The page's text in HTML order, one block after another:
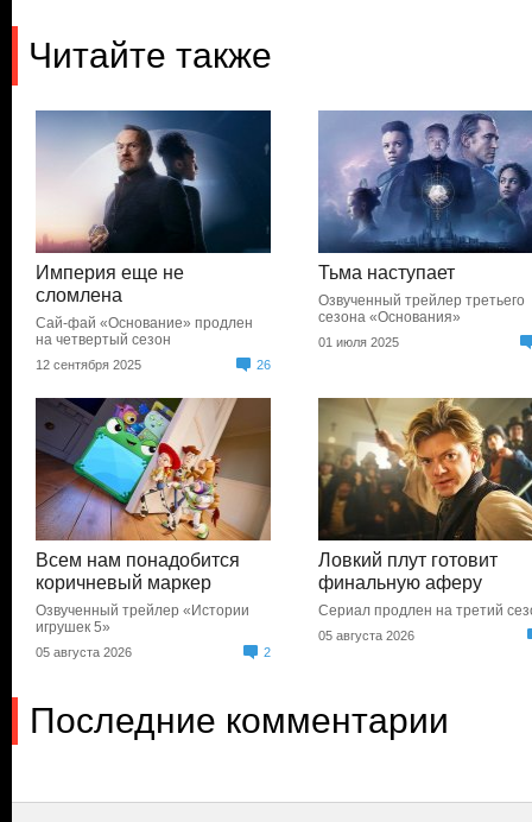
Читайте также
Империя еще не
сломлена
Сай-фай «Основание» продлен
на четвертый сезон
12 сентября 2025 26
Тьма наступает
Озвученный трейлер третьего
сезона «Основания»
01 июля 2025
Всем нам понадобится
коричневый маркер
Озвученный трейлер «Истории
игрушек 5»
05 августа 2026 2
Ловкий плут готовит
финальную аферу
Сериал продлен на третий
05 августа 2026
Последние комментарии